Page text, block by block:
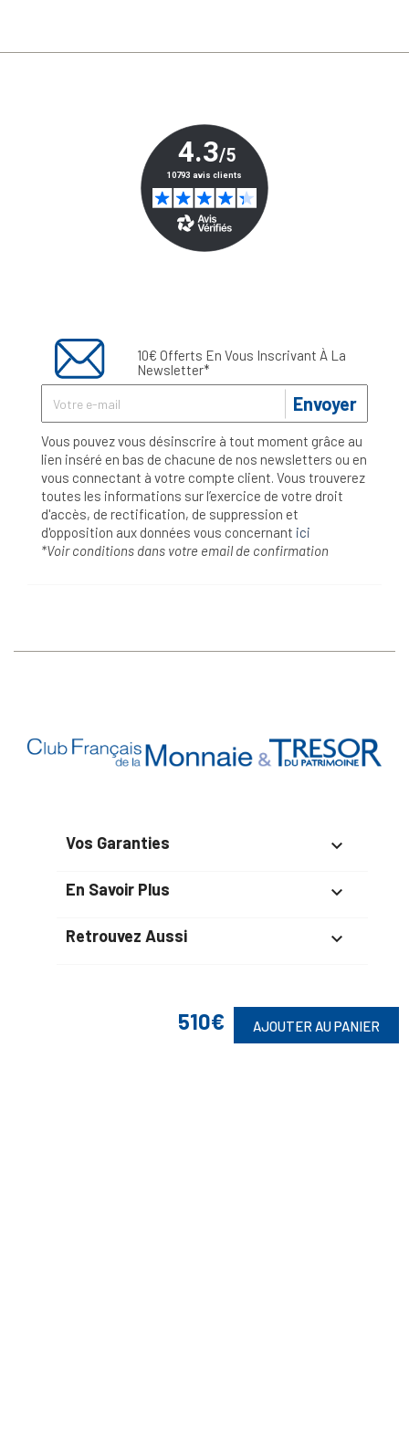
510€ AJOUTER AU PANIER
10€ Offerts En Vous Inscrivant À La
Newsletter*
Envoyer
Vous pouvez vous désinscrire à tout moment grâce au
lien inséré en bas de chacune de nos newsletters ou en
vous connectant à votre compte client. Vous trouverez
toutes les informations sur l’exercice de votre droit
d'accès, de rectification, de suppression et
d'opposition aux données vous concernant ici
*Voir conditions dans votre email de confirmation
Vos Garanties 
En Savoir Plus 
Retrouvez Aussi 
Suivez-Nous